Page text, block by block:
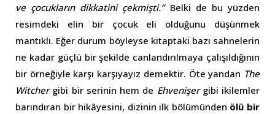
ve çocukların dikkatini çekmişti.” Belki de bu yüzden
resimdeki elin bir çocuk eli olduğunu düşünmek
mantıklı. Eğer durum böyleyse kitaptaki bazı sahnelerin
ne kadar güçlü bir şekilde canlandırılmaya çalışıldığının
bir örneğiyle karşı karşıyayız demektir. Öte yandan The
Witchergibi bir serinin hem de Ehvenişergibi ikilemler
barındıran bir hikâyesini, dizinin ilk bölümünden ölü bir